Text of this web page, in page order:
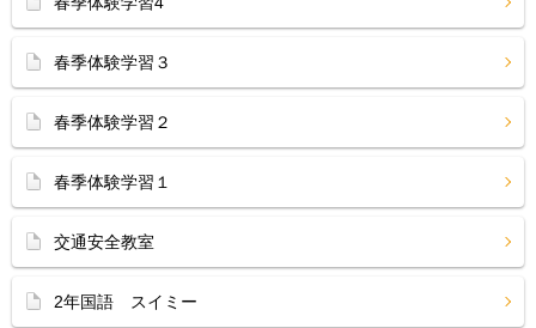
春季体験学習３
春季体験学習２
春季体験学習１
交通安全教室
2年国語 スイミー